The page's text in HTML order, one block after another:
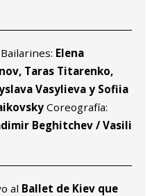
Elena
Taras Titarenko,
Vasylieva y Sofiia
Coreografía:
Beghitchev / Vasili
al Ballet de Kiev que